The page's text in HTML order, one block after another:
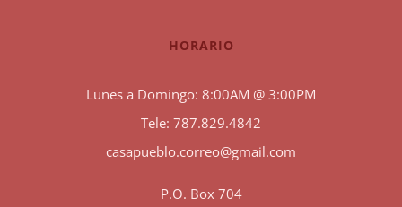
HORARIO
Lunes a Domingo: 8:00AM @ 3:00PM
Tele: 787.829.4842
casapueblo.correo@gmail.com
P.O. Box 704